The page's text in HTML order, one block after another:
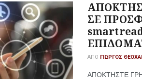
ΣΕ
ΑΠΌ ΓΙΏΡΓΟΣ
ΑΠΟΚΤΗΣΤΕ